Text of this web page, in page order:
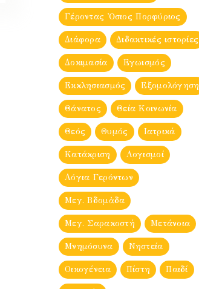
Γέροντας Ὀσιος Πορφύριος
Διάφορα Διδακτικές ιστορίες
Δοκιμασία Εγωισμός
Εκκλησιασμός Εξομολόγηση
Θάνατος Θεία Κοινωνία
Θεός Θυμός Ιατρικά
Κατάκριση Λογισμοί
Λόγια Γερόντων
Μεγ. Βδομἀδα
Μεγ. Σαρακοστή Μετάνοια
Μνημόσυνα Νηστεία
Οικογένεια Πίστη Παιδί